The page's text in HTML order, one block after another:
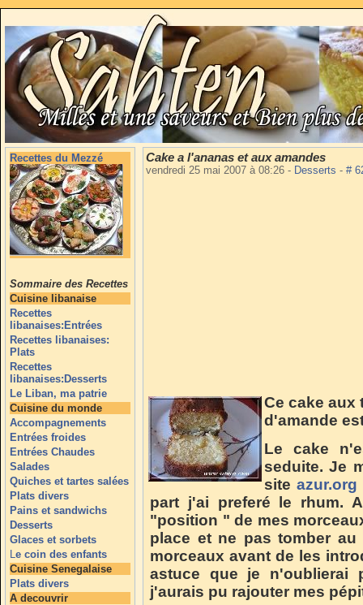
Recettes du Mezzé
Sommaire des Recettes
Cuisine libanaise
Recettes
libanaises:Entrées
Recettes libanaises:
Plats
Recettes
libanaises:Desserts
Le Liban, ma patrie
Cuisine du monde
Accompagnements
Entrées froides
Entrées Chaudes
Salades
Quiches et tartes salées
Plats divers
Pains et sandwichs
Desserts
Glaces et sorbets
Le coin des enfants
Cuisine Senegalaise
Plats divers
A decouvrir
Cake a l'ananas et aux amandes
vendredi 25 mai 2007 à 08:26 - Desserts - #
Ce cake aux
d'amande
Le cake
seduite. Je
site azur.org
part j'ai preferé le rhum.
"position " de mes
place et ne pas tomber
morceaux avant de les
astuce que je n'oublierai
j'aurais pu rajouter mes